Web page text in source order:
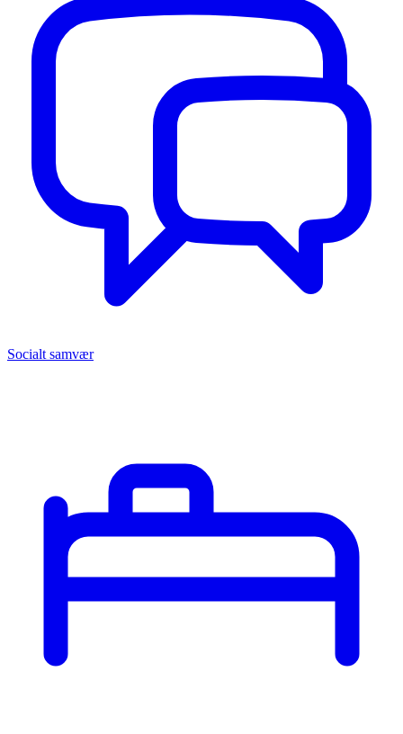
Socialt samvær